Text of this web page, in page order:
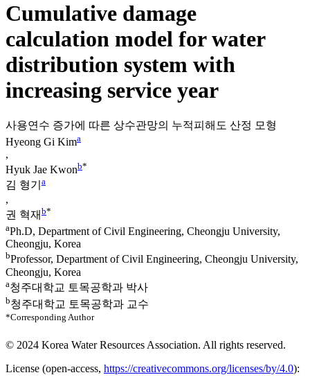
Cumulative damage
calculation model for water
distribution system with
increasing service year
사용연수 증가에 따른 상수관망의 누적피해도 산정 모형
Hyeong Gi Kima
,
Hyuk Jae Kwonb*
김 형기 a
,
권 혁재 b*
aPh.D, Department of Civil Engineering, Cheongju University,
Cheongju, Korea
bProfessor, Department of Civil Engineering, Cheongju University,
Cheongju, Korea
a청주대학교 토목공학과 박사
b청주대학교 토목공학과 교수
*Corresponding Author
© 2024 Korea Water Resources Association. All rights reserved.
License (open-access, https://creativecommons.org/licenses/by/4.0):